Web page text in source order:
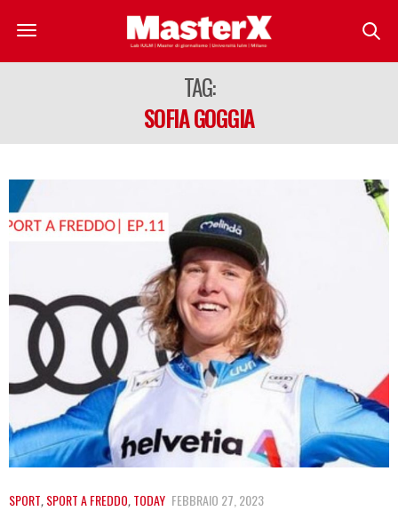
TAG:
SOFIA GOGGIA
SPORT,SPORT A FREDDO,TODAY FEBBRAIO 27, 2023